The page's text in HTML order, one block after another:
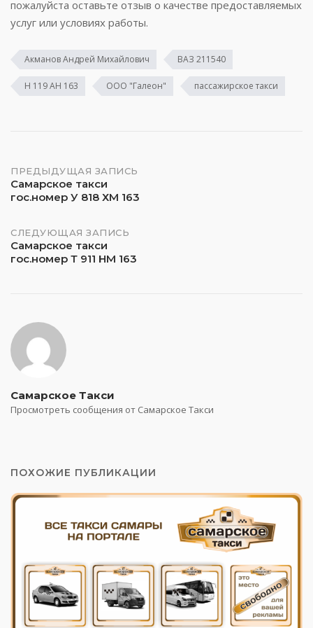
пожалуйста оставьте отзыв о качестве предоставляемых
услуг или условиях работы.
Акманов Андрей Михайлович ВАЗ 211540
Н 119 АН 163 ООО "Галеон" пассажирское такси
Навигация
по
записям
ПРЕДЫДУЩАЯ ЗАПИСЬ
Самарское такси
гос.номер У 818 ХМ 163
СЛЕДУЮЩАЯ ЗАПИСЬ
Самарское такси
гос.номер Т 911 НМ 163
Самарское Такси
Просмотреть сообщения от Самарское Такси
ПОХОЖИЕ ПУБЛИКАЦИИ